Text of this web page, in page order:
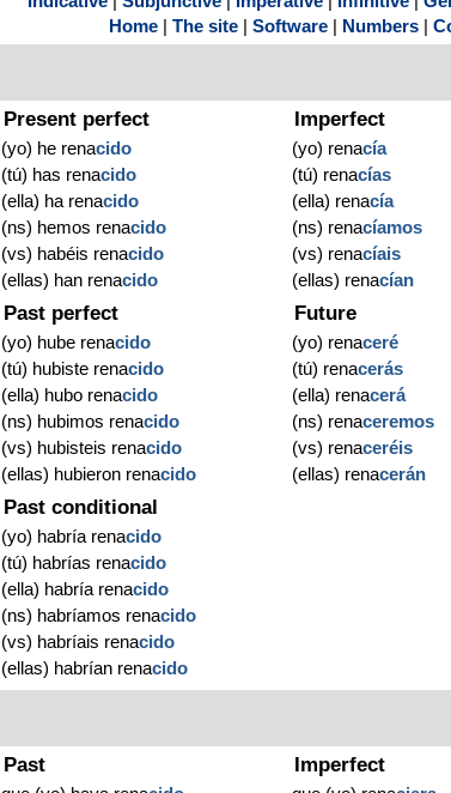
Home
The site Software Numbers
Present perfect
(yo) he renacido
(tú) has renacido
(ella) ha renacido
(ns) hemos renacido
(vs) habéis renacido
(ellas) han renacido
Imperfect
(yo) renacía
(tú) renacías
(ella) renacía
(ns) renacíamos
(vs) renacíais
(ellas) renacían
Past perfect
(yo) hube renacido
(tú) hubiste renacido
(ella) hubo renacido
(ns) hubimos renacido
(vs) hubisteis renacido
(ellas) hubieron renacido
Future
(yo) renaceré
(tú) renacerás
(ella) renacerá
(ns) renaceremos
(vs) renaceréis
(ellas) renacerán
Past conditional
(yo) habría renacido
(tú) habrías renacido
(ella) habría renacido
(ns) habríamos renacido
(vs) habríais renacido
(ellas) habrían renacido
Past Imperfect